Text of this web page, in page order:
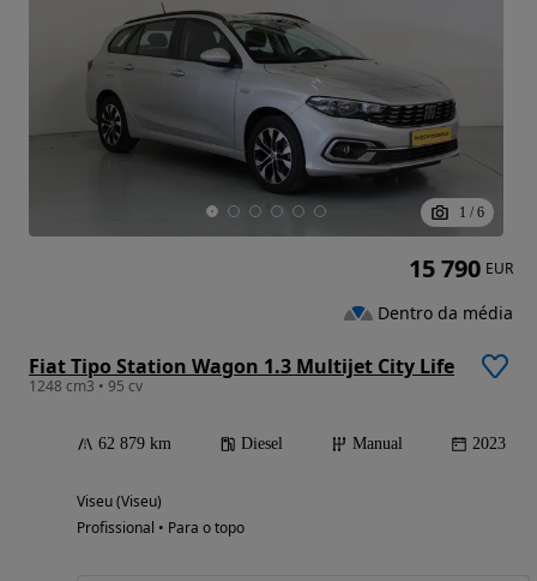
1 / 6
Fiat Tipo Station Wagon 1.3 Multijet City Life
1248 cm3 • 95 cv
62 879 km Diesel Manual 2023
Viseu (Viseu)
Profissional • Para o topo
15 790 EUR
Dentro da média